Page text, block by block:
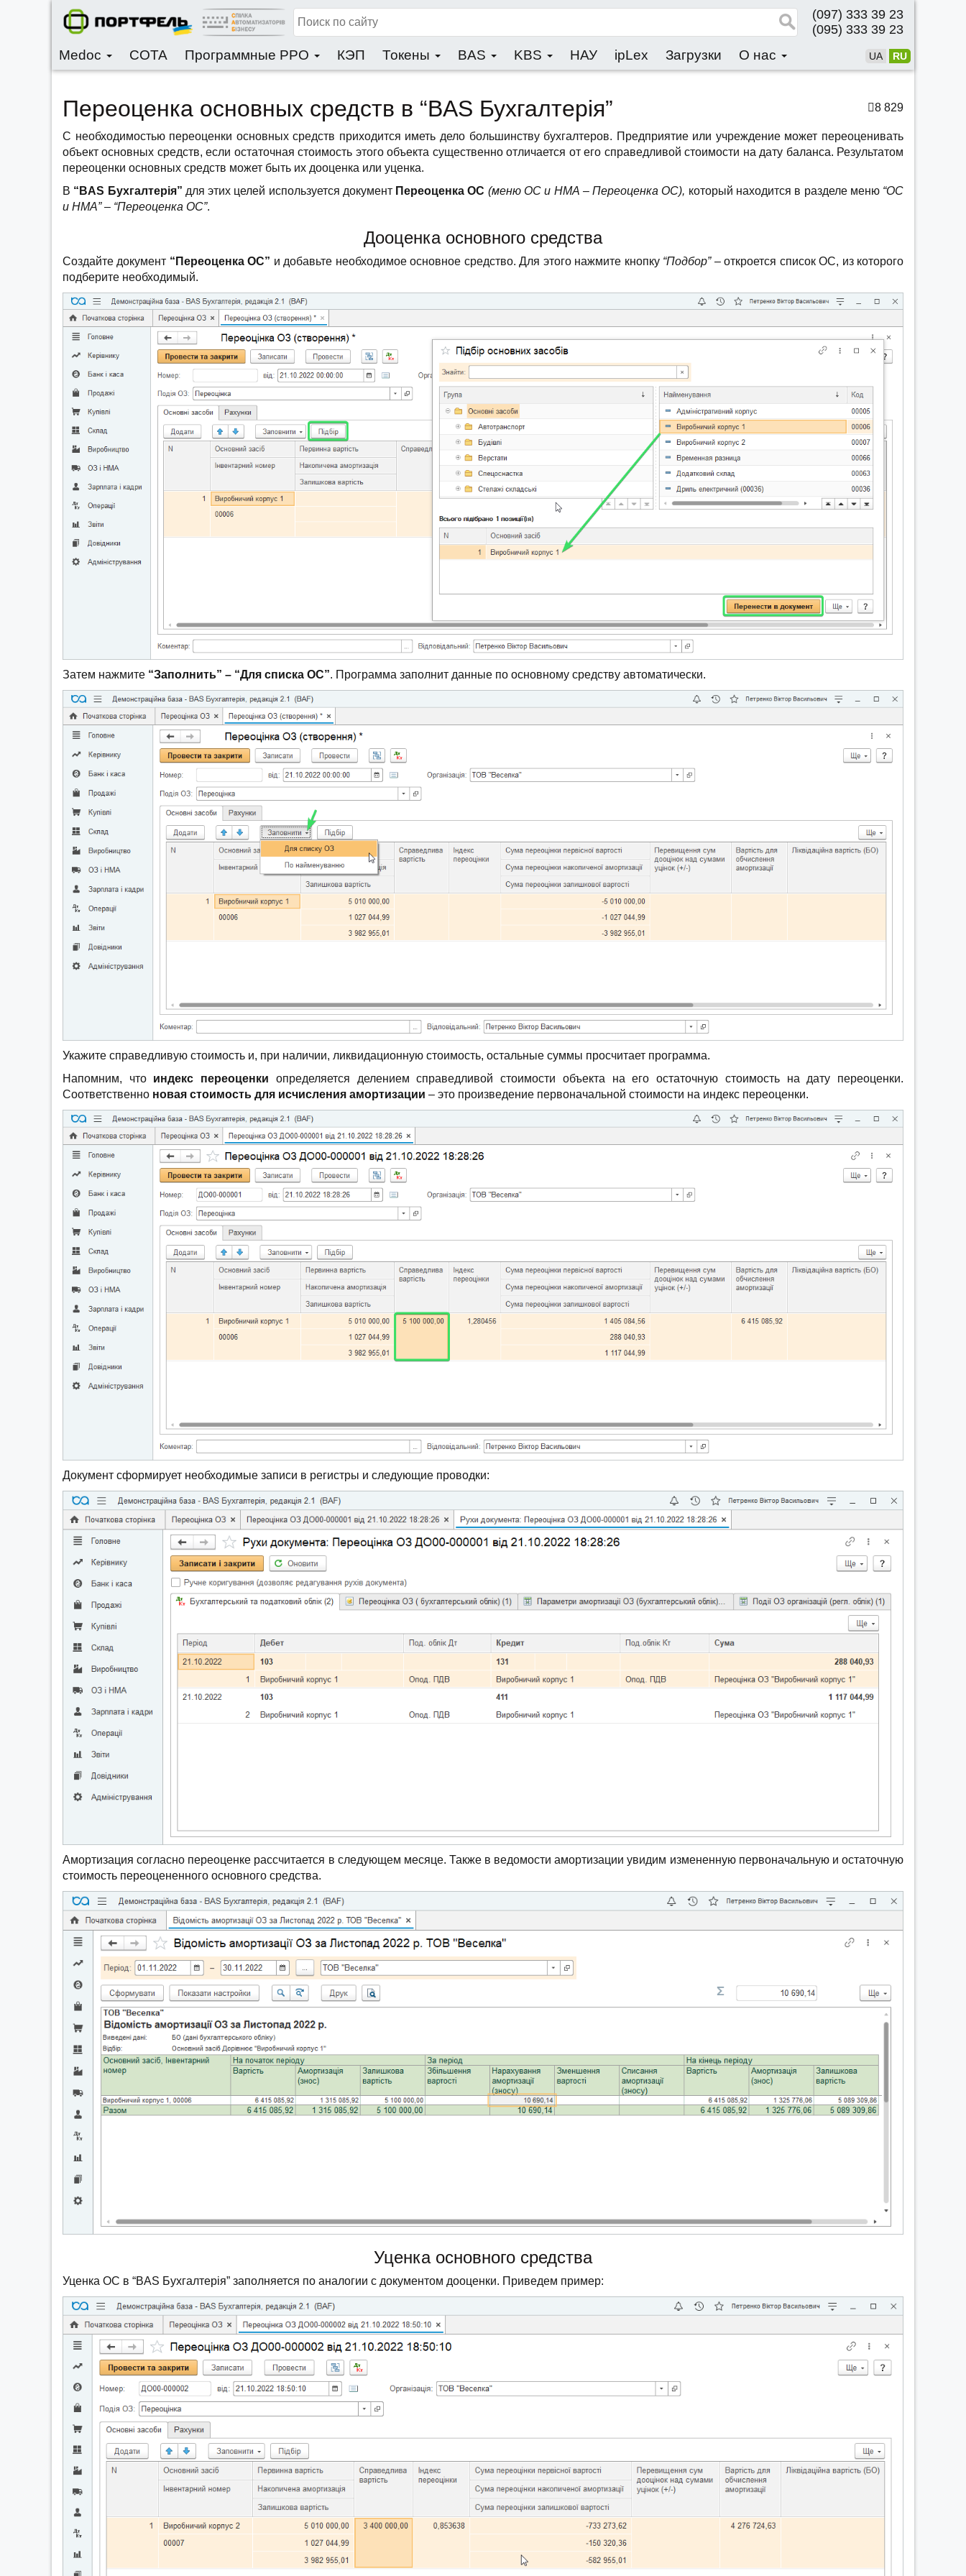
(097) 333 39 23
(095) 333 39 23
Medoc CОТА Программные РРО КЭП Токены BAS KBS НАУ ipLex Загрузки О нас UA RU
Переоценка основных средств в “BAS Бухгалтерія” 8 829
С необходимостью переоценки основных средств приходится иметь дело большинству бухгалтеров. Предприятие или учреждение может переоценивать
объект основных средств, если остаточная стоимость этого объекта существенно отличается от его справедливой стоимости на дату баланса. Результатом
переоценки основных средств может быть их дооценка или уценка.
В “BAS Бухгалтерія” для этих целей используется документ Переоценка ОС (меню ОС и НМА – Переоценка ОС), который находится в разделе меню “ОС
и НМА” – “Переоценка ОС”.
Дооценка основного средства
Создайте документ “Переоценка ОС” и добавьте необходимое основное средство. Для этого нажмите кнопку “Подбор”– откроется список ОС, из которого
подберите необходимый.
Затем нажмите “Заполнить” – “Для списка ОС”. Программа заполнит данные по основному средству автоматически.
Укажите справедливую стоимость и, при наличии, ликвидационную стоимость, остальные суммы просчитает программа.
Напомним, что индекс переоценки определяется делением справедливой стоимости объекта на его остаточную стоимость на дату переоценки.
Соответственно новая стоимость для исчисления амортизации – это произведение первоначальной стоимости на индекс переоценки.
Документ сформирует необходимые записи в регистры и следующие проводки:
Амортизация согласно переоценке рассчитается в следующем месяце. Также в ведомости амортизации увидим измененную первоначальную и остаточную
стоимость переоцененного основного средства.
Уценка основного средства
Уценка ОС в “BAS Бухгалтерія” заполняется по аналогии с документом дооценки. Приведем пример: